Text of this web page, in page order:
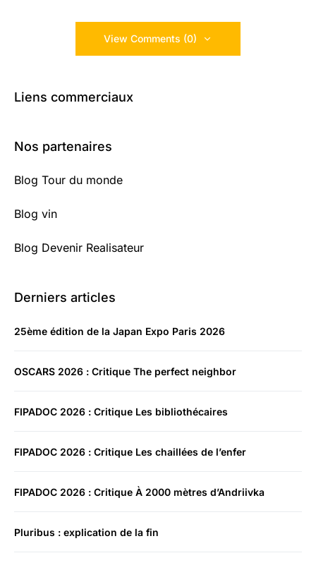
View Comments (0)
Liens commerciaux
Nos partenaires
Blog Tour du monde
Blog vin
Blog Devenir Realisateur
Derniers articles
25ème édition de la Japan Expo Paris 2026
OSCARS 2026 : Critique The perfect neighbor
FIPADOC 2026 : Critique Les bibliothécaires
FIPADOC 2026 : Critique Les chaillées de l’enfer
FIPADOC 2026 : Critique À 2000 mètres d’Andriivka
Pluribus : explication de la fin